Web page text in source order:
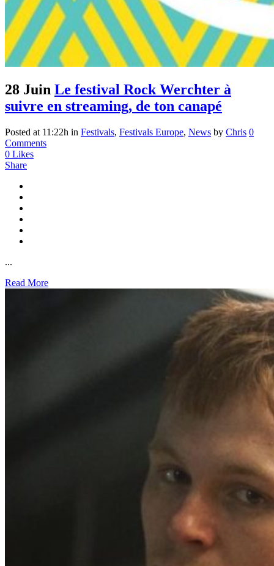
28 Juin Le festival Rock Werchter à
suivre en streaming, de ton canapé
Posted at 11:22h in Festivals, Festivals Europe, News by Chris 0
Comments
0 Likes
Share
...
Read More